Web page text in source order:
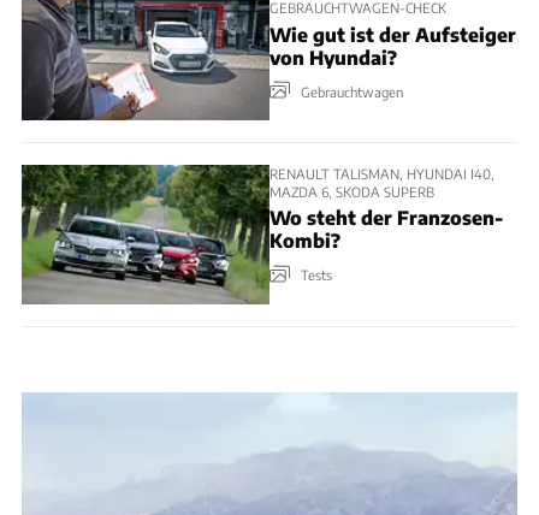
GEBRAUCHTWAGEN-CHECK
Wie gut ist der Aufsteiger
von Hyundai?
Gebrauchtwagen
RENAULT TALISMAN, HYUNDAI I40,
MAZDA 6, SKODA SUPERB
Wo steht der Franzosen-
Kombi?
Tests